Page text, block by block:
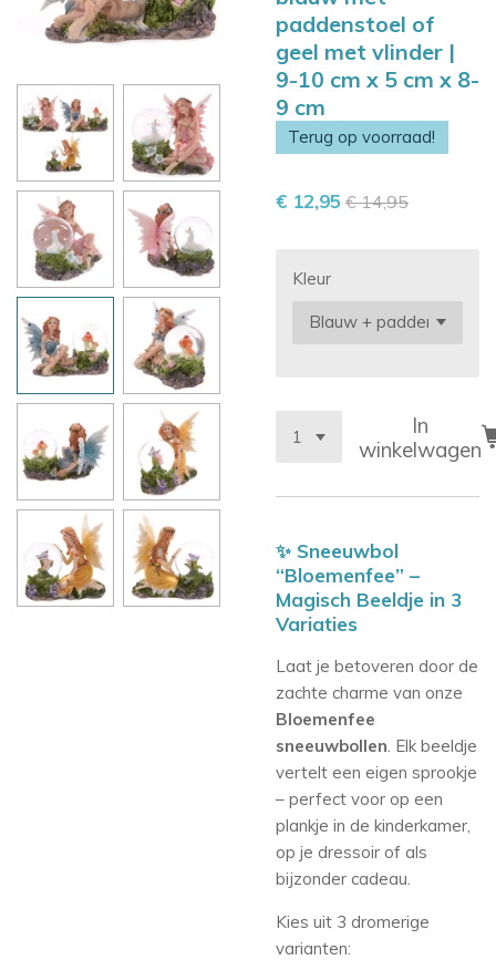
paddenstoel of
geel met vlinder |
9-10 cm x 5 cm x 8-
9 cm
Terug op voorraad!
€ 12,95 € 14,95
Kleur
In
winkelwagen
✨ Sneeuwbol
“Bloemenfee” –
Magisch Beeldje in 3
Variaties
Laat je betoveren door de
zachte charme van onze
Bloemenfee
sneeuwbollen . Elk beeldje
vertelt een eigen sprookje
– perfect voor op een
plankje in de kinderkamer,
op je dressoir of als
bijzonder cadeau.
Kies uit 3 dromerige
varianten: